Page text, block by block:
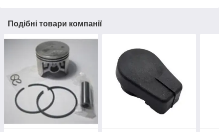
Подібні товари компанії